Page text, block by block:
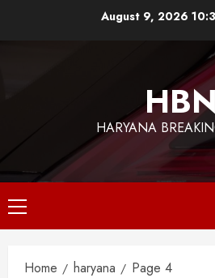
August 9, 2026
HARYANA
Primary
Menu
Home haryana Page 4